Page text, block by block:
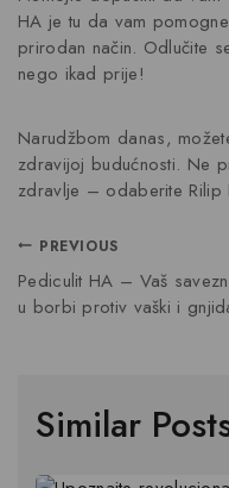
HA je tu da vam
prirodan način. Odlučite
nego ikad prije!
Narudžbom danas,
zdravijoj budućnosti. Ne
zdravlje – odaberite Rilip
PREVIOUS
Pediculit HA – Vaš
u borbi protiv vaški i
Similar